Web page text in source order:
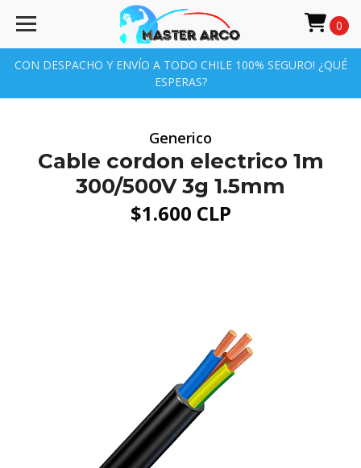
CON DESPACHO Y ENVÍO A TODO CHILE 100% SEGURO! ¿QUÉ
ESPERAS?
0
Generico
Cable cordon electrico 1m
300/500V 3g 1.5mm
$1.600 CLP